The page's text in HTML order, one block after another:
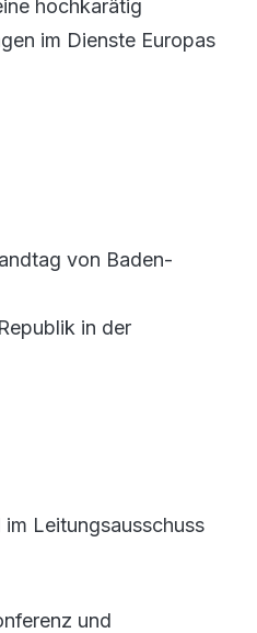
hochkarätig
im Dienste Europas
von Baden-
in der
Leitungsausschuss
und